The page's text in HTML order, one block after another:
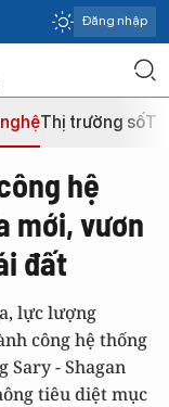
Đăng nhập
Thị trường số
hệ
mới, vươn
đất
lực lượng
công hệ thống
- Shagan
tiêu diệt mục